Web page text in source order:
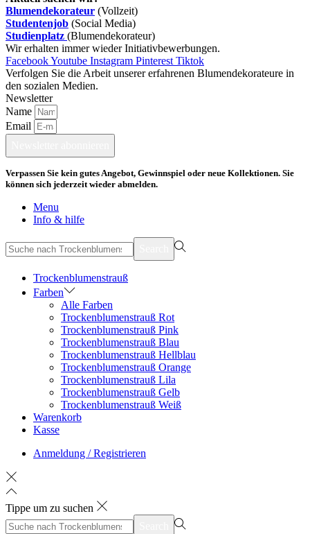
Blumendekorateur (Vollzeit)
Studentenjob (Social Media)
Studienplatz (Blumendekorateur)
Wir erhalten immer wieder Initiativbewerbungen.
FacebookYoutube Instagram Pinterest Tiktok
Verfolgen Sie die Arbeit unserer erfahrenen Blumendekorateure in
den sozialen Medien.
Newsletter
Name
Email
Verpassen Sie kein gutes Angebot, Gewinnspiel oder neue Kollektionen. Sie
können sich jederzeit wieder abmelden.
Menu
Info & hilfe
suchen
nach>
Trockenblumenstrauß
Farben
Alle Farben
Trockenblumenstrauß Rot
Trockenblumenstrauß Pink
Trockenblumenstrauß Blau
Trockenblumenstrauß Hellblau
Trockenblumenstrauß Orange
Trockenblumenstrauß Lila
Trockenblumenstrauß Gelb
Trockenblumenstrauß Weiß
Warenkorb
Kasse
Anmeldung / Registrieren
Tippe um zu suchen
suchen